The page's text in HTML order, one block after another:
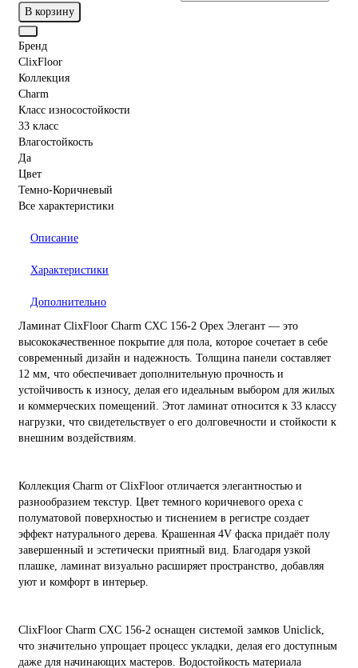
В корзину
Бренд
ClixFloor
Коллекция
Charm
Класс износостойкости
33 класс
Влагостойкость
Да
Цвет
Темно-Коричневый
Все характеристики
Описание
Характеристики
Дополнительно
Ламинат ClixFloor Charm CXC 156-2 Орех Элегант — это
высококачественное покрытие для пола, которое сочетает в себе
современный дизайн и надежность. Толщина панели составляет
12 мм, что обеспечивает дополнительную прочность и
устойчивость к износу, делая его идеальным выбором для жилых
и коммерческих помещений. Этот ламинат относится к 33 классу
нагрузки, что свидетельствует о его долговечности и стойкости к
внешним воздействиям.
Коллекция Charm от ClixFloor отличается элегантностью и
разнообразием текстур. Цвет темного коричневого ореха с
полуматовой поверхностью и тиснением в регистре создает
эффект натурального дерева. Крашенная 4V фаска придаёт полу
завершенный и эстетически приятный вид. Благодаря узкой
плашке, ламинат визуально расширяет пространство, добавляя
уют и комфорт в интерьер.
ClixFloor Charm CXC 156-2 оснащен системой замков Uniclick,
что значительно упрощает процесс укладки, делая его доступным
даже для начинающих мастеров. Водостойкость материала